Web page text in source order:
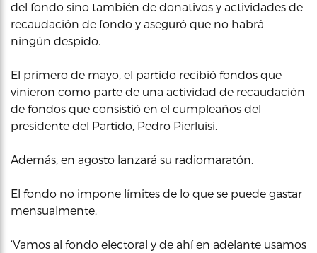
del fondo sino también de donativos y actividades de
recaudación de fondo y aseguró que no habrá
ningún despido.
El primero de mayo, el partido recibió fondos que
vinieron como parte de una actividad de recaudación
de fondos que consistió en el cumpleaños del
presidente del Partido, Pedro Pierluisi.
Además, en agosto lanzará su radiomaratón.
El fondo no impone límites de lo que se puede gastar
mensualmente.
‘Vamos al fondo electoral y de ahí en adelante usamos